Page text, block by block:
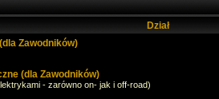
Dział
Zawodników)
(dla Zawodników)
- zarówno on- jak i off-road)